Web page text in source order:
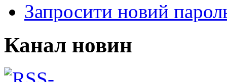
Запросити новий
Канал новин